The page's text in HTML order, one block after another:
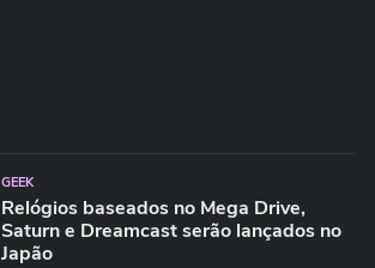
GEEK
Relógios baseados no Mega Drive,
Saturn e Dreamcast serão lançados no
Japão